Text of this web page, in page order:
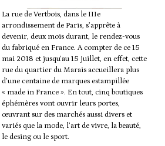
La rue de Vertbois, dans le IIIe
arrondissement de Paris, s’apprête à
devenir, deux mois durant, le rendez-vous
du fabriqué en France. A compter de ce 15
mai 2018 et jusqu’au 15 juillet, en effet, cette
rue du quartier du Marais accueillera plus
d’une centaine de marques estampillée
« made in France ». En tout, cinq boutiques
éphémères vont ouvrir leurs portes,
œuvrant sur des marchés aussi divers et
variés que la mode, l’art de vivre, la beauté,
le desing ou le sport.